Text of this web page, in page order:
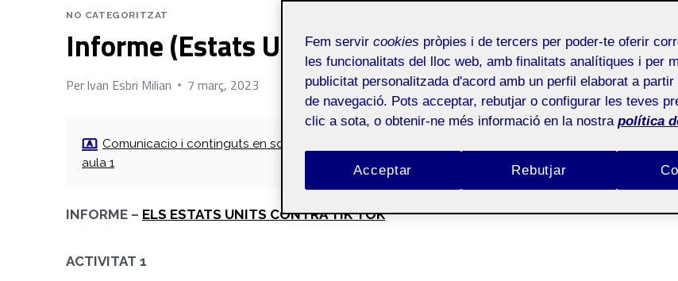
NO CATEGORITZAT
Informe (Estats Units contra TikTok)
PerIvan Esbri Milian 7 març, 2023
Comunicacio i continguts en social media
aula 1
INFORME – ELS ESTATS UNITS CONTRA TIK TOK
ACTIVITAT 1
Fem servir cookies pròpies i de tercers per poder-te oferir
les funcionalitats del lloc web, amb finalitats analítiques i per
publicitat personalitzada d'acord amb un perfil elaborat a
de navegació. Pots acceptar, rebutjar o configurar les teves
clic a sota, o obtenir-ne més informació en la nostra política
Rebutjar
Acceptar